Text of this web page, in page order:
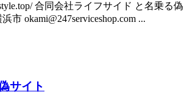
合同会社ライフサイド と名乗る偽
市 okami@247serviceshop.com ...
サイト